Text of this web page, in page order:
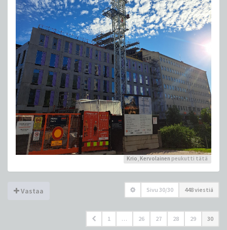
Krio, Kervolainen peukutti tätä
Vastaa Sivu 30/30 448 viestiä
1 … 26 27 28 29 30